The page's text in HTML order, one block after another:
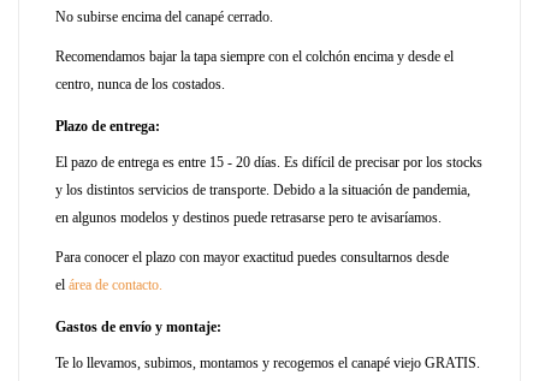
No subirse encima del canapé cerrado.
Recomendamos bajar la tapa siempre con el colchón encima y desde el
centro, nunca de los costados.
Plazo de entrega:
El pazo de entrega es entre 15 - 20 días. Es difícil de precisar por los stocks
y los distintos servicios de transporte. Debido a la situación de pandemia,
en algunos modelos y destinos puede retrasarse pero te avisaríamos.
Para conocer el plazo con mayor exactitud puedes consultarnos desde
el área de contacto.
Gastos de envío y montaje:
Te lo llevamos, subimos, montamos y recogemos el canapé viejo GRATIS.